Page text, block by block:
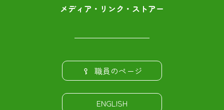
メディア・リンク・ストアー
職員のページ
ENGLISH